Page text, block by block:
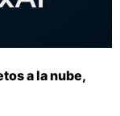
a la nube,